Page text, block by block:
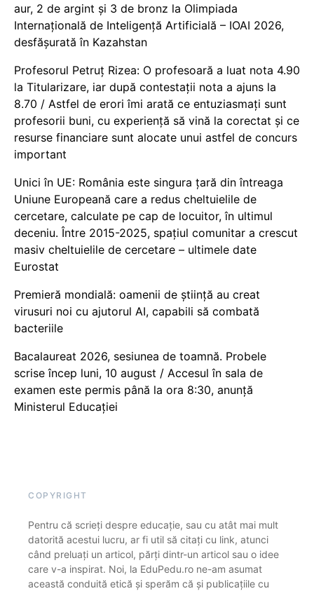
aur, 2 de argint și 3 de bronz la Olimpiada
Internațională de Inteligență Artificială – IOAI 2026,
desfășurată în Kazahstan
Profesorul Petruț Rizea: O profesoară a luat nota 4.90
la Titularizare, iar după contestații nota a ajuns la
8.70 / Astfel de erori îmi arată ce entuziasmați sunt
profesorii buni, cu experiență să vină la corectat și ce
resurse financiare sunt alocate unui astfel de concurs
important
Unici în UE: România este singura țară din întreaga
Uniune Europeană care a redus cheltuielile de
cercetare, calculate pe cap de locuitor, în ultimul
deceniu. Între 2015-2025, spațiul comunitar a crescut
masiv cheltuielile de cercetare – ultimele date
Eurostat
Premieră mondială: oamenii de știință au creat
virusuri noi cu ajutorul AI, capabili să combată
bacteriile
Bacalaureat 2026, sesiunea de toamnă. Probele
scrise încep luni, 10 august / Accesul în sala de
examen este permis până la ora 8:30, anunță
Ministerul Educației
COPYRIGHT
Pentru că scrieți despre educație, sau cu atât mai mult
datorită acestui lucru, ar fi util să citați cu link, atunci
când preluați un articol, părți dintr-un articol sau o idee
care v-a inspirat. Noi, la EduPedu.ro ne-am asumat
această conduită etică și sperăm că și publicațiile cu